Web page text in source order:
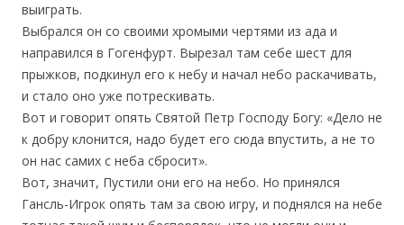
выиграть.
Выбрался он со своими хромыми чертями из ада и
направился в Гогенфурт. Вырезал там себе шест для
прыжков, подкинул его к небу и начал небо раскачивать,
и стало оно уже потрескивать.
Вот и говорит опять Святой Петр Господу Богу: «Дело не
к добру клонится, надо будет его сюда впустить, а не то
он нас самих с неба сбросит».
Вот, значит, Пустили они его на небо. Но принялся
Гансль-Игрок опять там за свою игру, и поднялся на небе